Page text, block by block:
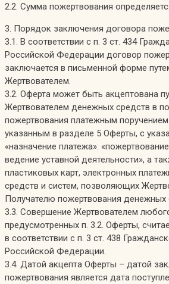
2.2. Сумма пожертвования
3. Порядок заключения договора
3.1. В соответствии с п. 3 ст. 434
Российской Федерации договор
заключается в письменной форме
Жертвователем.
3.2. Оферта может быть акцептована
Жертвователем денежных средств в
пожертвования платежным
указанным в разделе 5 Оферты, с
«назначение платежа»:
ведение уставной деятельности», а
пластиковых карт, электронных
средств и систем, позволяющих
Получателю пожертвования денежных
3.3. Совершение Жертвователем
предусмотренных п. 3.2. Оферты,
в соответствии с п. 3 ст. 438
Российской Федерации.
3.4. Датой акцепта Оферты – датой
пожертвования является дата